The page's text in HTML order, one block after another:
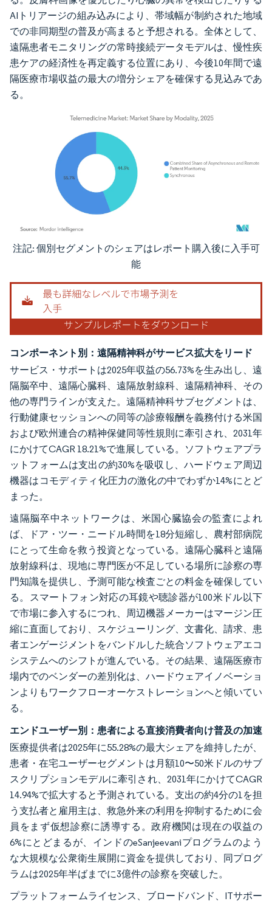
AIトリアージの組み込みにより、帯域幅が制約された地域
での非同期型の普及が高まると予想される。全体として、
遠隔患者モニタリングの常時接続データモデルは、慢性疾
患ケアの経済性を再定義する位置にあり、今後10年間で遠
隔医療市場収益の最大の増分シェアを確保する見込みであ
る。
画像 © Mordor Intelligence。再利用にはCC BY 4.0の表示が必要です。
注記: 個別セグメントのシェアはレポート購入後に入手可
能
コンポーネント別：遠隔精神科がサービス拡大をリード
サービス・サポートは2025年収益の56.73%を生み出し、遠
隔脳卒中、遠隔心臓科、遠隔放射線科、遠隔精神科、その
他の専門ラインが支えた。遠隔精神科サブセグメントは、
行動健康セッションへの同等の診療報酬を義務付ける米国
および欧州連合の精神保健同等性規則に牽引され、2031年
にかけてCAGR 18.21%で進展している。ソフトウェアプラ
ットフォームは支出の約30%を吸収し、ハードウェア周辺
機器はコモディティ化圧力の激化の中でわずか14%にとど
まった。
遠隔脳卒中ネットワークは、米国心臓協会の監査によれ
ば、ドア・ツー・ニードル時間を18分短縮し、農村部病院
にとって生命を救う投資となっている。遠隔心臓科と遠隔
放射線科は、現地に専門医が不足している場所に診察の専
門知識を提供し、予測可能な検査ごとの料金を確保してい
る。スマートフォン対応の耳鏡や聴診器が100米ドル以下
で市場に参入するにつれ、周辺機器メーカーはマージン圧
縮に直面しており、スケジューリング、文書化、請求、患
者エンゲージメントをバンドルした統合ソフトウェアエコ
システムへのシフトが進んでいる。その結果、遠隔医療市
場内でのベンダーの差別化は、ハードウェアイノベーショ
ンよりもワークフローオーケストレーションへと傾いてい
る。
エンドユーザー別：患者による直接消費者向け普及の加速
医療提供者は2025年に55.28%の最大シェアを維持したが、
患者・在宅ユーザーセグメントは月額10〜50米ドルのサブ
スクリプションモデルに牽引され、2031年にかけてCAGR
14.94%で拡大すると予測されている。支出の約4分の1を担
う支払者と雇用主は、救急外来の利用を抑制するために会
員をまず仮想診察に誘導する。政府機関は現在の収益の
6%にとどまるが、インドのeSanjeevaniプログラムのよう
な大規模な公衆衛生展開に資金を提供しており、同プログ
ラムは2025年半ばまでに3億件の診察を突破した。
プラットフォームライセンス、ブロードバンド、ITサポー